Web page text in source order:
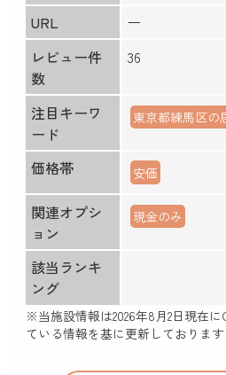
URL
ー
レビュー件
数
36
注目キーワ
ード
東京都練馬区の
価格帯 安価
関連オプシ
ョン
現金のみ
該当ランキ
ング
※当施設情報は2026年8月2日現在に
ている情報を基に更新しております